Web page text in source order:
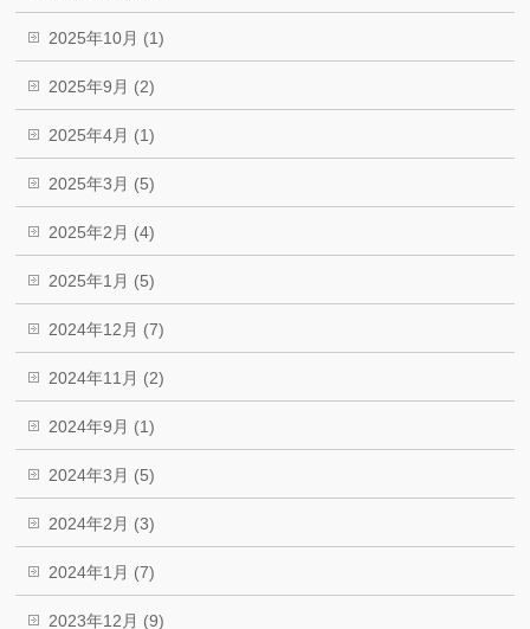
2025年10月 (1)
2025年9月 (2)
2025年4月 (1)
2025年3月 (5)
2025年2月 (4)
2025年1月 (5)
2024年12月 (7)
2024年11月 (2)
2024年9月 (1)
2024年3月 (5)
2024年2月 (3)
2024年1月 (7)
2023年12月 (9)